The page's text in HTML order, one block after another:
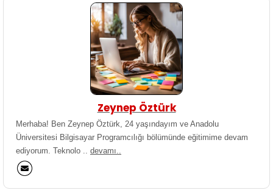
Zeynep Öztürk
Merhaba! Ben Zeynep Öztürk, 24 yaşındayım ve Anadolu
Üniversitesi Bilgisayar Programcılığı bölümünde eğitimime devam
ediyorum. Teknolo .. devamı..